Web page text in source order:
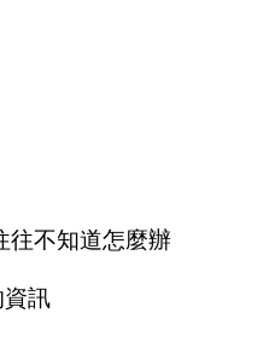
往不知道怎麼辦
訊